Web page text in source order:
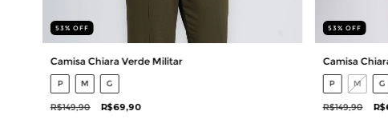
53% OFF
Camisa Chiara Verde Militar
P M G
R$149,90 R$69,90
53% OFF
Camisa
P M G
R$149,90